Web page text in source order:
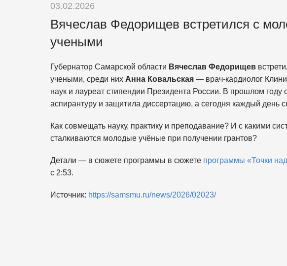
03.02.2026
Вячеслав Федорищев встретился с
учеными
Губернатор Самарской области Вячеслав Федорищев
учеными, среди них Анна Ковальская — врач-кардиолог
наук и лауреат стипендии Президента России. В прошлом
аспирантуру и защитила диссертацию, а сегодня каждый день
Как совмещать науку, практику и преподавание? И с какими
сталкиваются молодые учёные при получении грантов?
Детали — в сюжете программы в сюжете программы «Точки
с 2:53.
Источник: https://samsmu.ru/news/2026/02023/